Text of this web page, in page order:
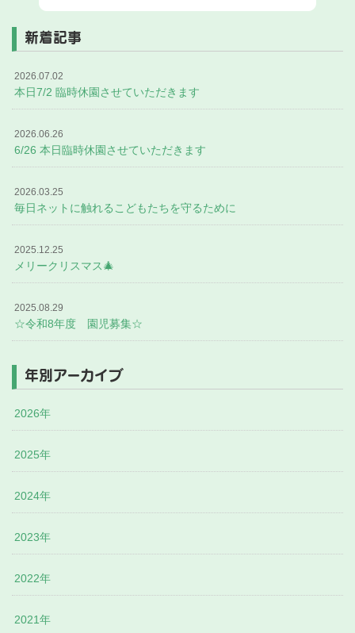
新着記事
2026.07.02
本日7/2 臨時休園させていただきます
2026.06.26
6/26 本日臨時休園させていただきます
2026.03.25
毎日ネットに触れるこどもたちを守るために
2025.12.25
メリークリスマス🎄
2025.08.29
☆令和8年度 園児募集☆
年別アーカイブ
2026年
2025年
2024年
2023年
2022年
2021年